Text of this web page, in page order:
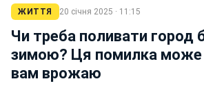
ЖИТТЯ 20 січня 2025 · 11:15
Чи треба поливати город
зимою? Ця помилка може
вам врожаю